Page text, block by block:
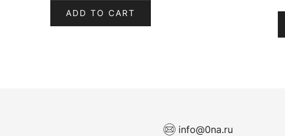
ADD TO CART
info@0na.ru